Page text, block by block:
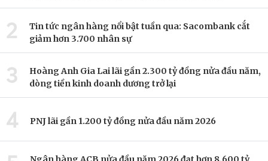
2
Tin tức ngân hàng nổi bật tuần qua: Sacombank cắt
giảm hơn 3.700 nhân sự
3
Hoàng Anh Gia Lai lãi gần 2.300 tỷ đồng nửa đầu năm,
dòng tiền kinh doanh dương trở lại
4 PNJ lãi gần 1.200 tỷ đồng nửa đầu năm 2026